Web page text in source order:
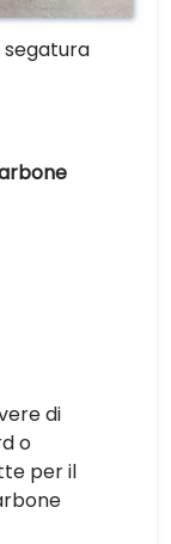
di
o
per il